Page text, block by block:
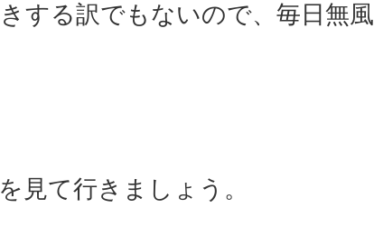
する訳でもないので、毎日無風
見て行きましょう。